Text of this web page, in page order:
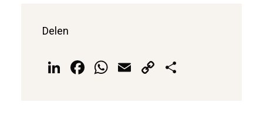
Delen
LinkedIn
Facebook
WhatsApp
EmailCopy